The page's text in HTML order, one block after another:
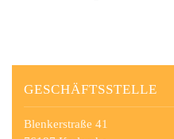
GESCHÄFTSSTELLE
Blenkerstraße 41